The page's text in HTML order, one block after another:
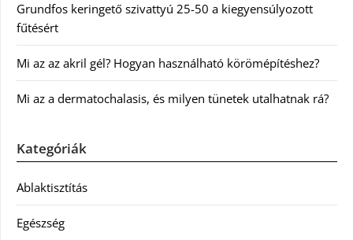
Grundfos keringető szivattyú 25-50 a kiegyensúlyozott
fűtésért
Mi az az akril gél? Hogyan használható körömépítéshez?
Mi az a dermatochalasis, és milyen tünetek utalhatnak rá?
Kategóriák
Ablaktisztítás
Egészség